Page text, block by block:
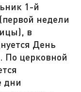
1-й
недели
в
День
По церковной
дни